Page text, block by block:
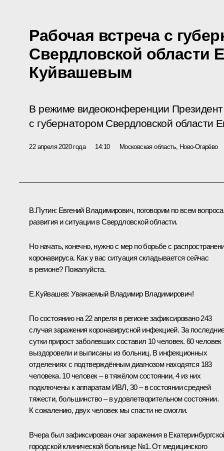
Рабочая встреча с
Свердловской области
Куйвашевым
В режиме видеоконференции
с губернатором Свердловской области
22 апреля 2020 года 14:10 Московская область, Ново-Огарёво
В.Путин: Евгений Владимирович, поговорим по всем
развития и ситуации в Свердловской области.
Но начать, конечно, нужно с мер по борьбе с
коронавируса. Как у вас ситуация складывается сейчас
в регионе? Пожалуйста.
Е.Куйвашев:Уважаемый Владимир Владимирович!
По состоянию на 22 апреля в регионе зафиксировано 243
случая заражения коронавирусной инфекцией. За
сутки прирост заболевших составил 10 человек. 60 человек
выздоровели и выписаны из больниц. В инфекционных
отделениях с подтверждённым диагнозом находятся 183
человека. 10 человек – в тяжёлом состоянии, 4 из них
подключены к аппаратам ИВЛ, 30 – в состоянии средней
тяжести, большинство – в удовлетворительном состоянии.
К сожалению, двух человек мы спасти не смогли.
Вчера был зафиксирован очаг заражения в
городской клинической больнице №1. От медицинского